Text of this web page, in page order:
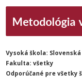
Metodológia
Vysoká škola:
Fakulta: všetky
Odporúčané pre všetky